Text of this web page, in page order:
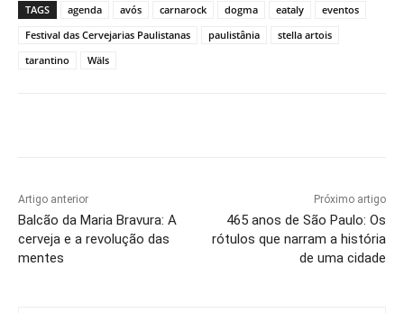
TAGS agenda avós carnarock dogma eataly
eventos
Festival das Cervejarias Paulistanas
paulistânia
stella artois
tarantino
Wäls
Artigo anterior
Balcão da Maria Bravura: A
cerveja e a revolução das
mentes
Próximo artigo
465 anos de São Paulo: Os
rótulos que narram a história
de uma cidade